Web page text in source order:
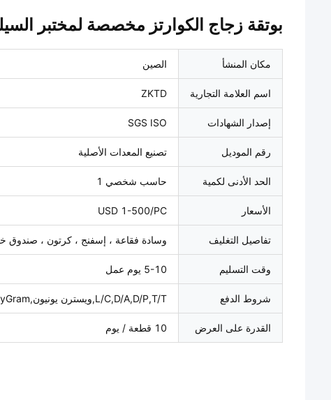
بوتقة زجاج الكوارتز مخصصة لمختبر
مكان المنشأ الصين
اسم العلامة التجارية ZKTD
إصدار الشهادات SGS ISO
رقم الموديل تصنيع المعدات الأصلية
الحد الأدنى لكمية حاسب شخصي 1
الأسعار USD 1-500/PC
تفاصيل التغليف وسادة فقاعة ، إسفنج ، كرتون ، صندوق
وقت التسليم 5-10 يوم عمل
شروط الدفع L/C,D/A,D/P,T/T,ويسترن يونيون,MoneyGram
القدرة على العرض 10 قطعة / يوم